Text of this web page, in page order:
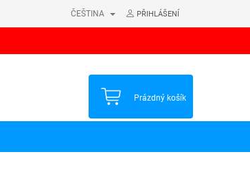
ČEŠTINA PŘIHLÁŠENÍ
NÁKUPNÍ
Prázdný košík